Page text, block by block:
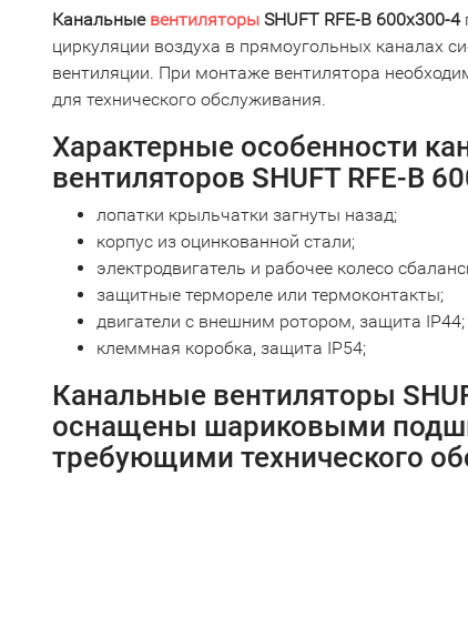
Канальные вентиляторы SHUFT RFE-B 600x300-4
циркуляции воздуха в прямоугольных каналах
вентиляции. При монтаже вентилятора
для технического обслуживания.
Характерные особенности
вентиляторов SHUFT RFE-B
лопатки крыльчатки загнуты назад;
корпус из оцинкованной стали;
электродвигатель и рабочее колесо
защитные термореле или термоконтакты;
двигатели с внешним ротором, защита IP44;
клеммная коробка, защита IP54;
Канальные вентиляторы
оснащены шариковыми
требующими технического